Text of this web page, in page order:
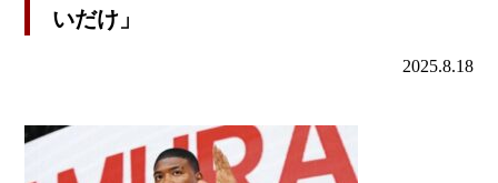
いだけ」
2025.8.18